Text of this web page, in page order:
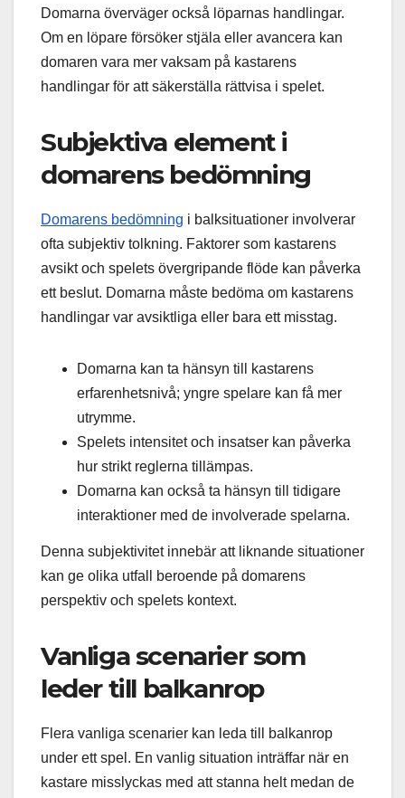
Domarna överväger också löparnas handlingar.
Om en löpare försöker stjäla eller avancera kan
domaren vara mer vaksam på kastarens
handlingar för att säkerställa rättvisa i spelet.
Subjektiva element i
domarens bedömning
Domarens bedömning i balksituationer involverar
ofta subjektiv tolkning. Faktorer som kastarens
avsikt och spelets övergripande flöde kan påverka
ett beslut. Domarna måste bedöma om kastarens
handlingar var avsiktliga eller bara ett misstag.
Domarna kan ta hänsyn till kastarens
erfarenhetsnivå; yngre spelare kan få mer
utrymme.
Spelets intensitet och insatser kan påverka
hur strikt reglerna tillämpas.
Domarna kan också ta hänsyn till tidigare
interaktioner med de involverade spelarna.
Denna subjektivitet innebär att liknande situationer
kan ge olika utfall beroende på domarens
perspektiv och spelets kontext.
Vanliga scenarier som
leder till balkanrop
Flera vanliga scenarier kan leda till balkanrop
under ett spel. En vanlig situation inträffar när en
kastare misslyckas med att stanna helt medan de